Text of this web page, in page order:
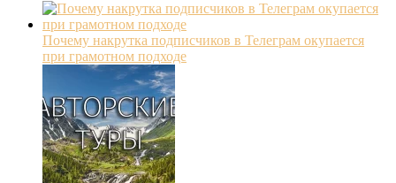
Почему накрутка подписчиков в Телеграм окупается
при грамотном подходе